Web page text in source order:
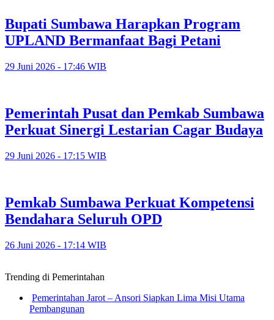
Bupati Sumbawa Harapkan Program
UPLAND Bermanfaat Bagi Petani
29 Juni 2026 - 17:46 WIB
Pemerintah Pusat dan Pemkab Sumbawa
Perkuat Sinergi Lestarian Cagar Budaya
29 Juni 2026 - 17:15 WIB
Pemkab Sumbawa Perkuat Kompetensi
Bendahara Seluruh OPD
26 Juni 2026 - 17:14 WIB
Trending di Pemerintahan
Pemerintahan Jarot – Ansori Siapkan Lima Misi Utama
Pembangunan